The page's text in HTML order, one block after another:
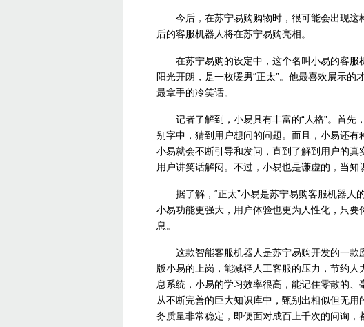
今后，在苏宁易购购物时，很可能会出现这
后的客服机器人将在苏宁易购亮相。
在苏宁易购的设定中，这个名叫小易的客服
阳光开朗，是一枚暖男“正太”。他最喜欢展示
最拿手的冷笑话。
记者了解到，小易具有丰富的“人格”。首先
别字中，猜到用户想问的问题。而且，小易还有
小易就会不断引导和发问，直到了解到用户的
用户讲笑话解闷。不过，小易也是谦虚的，当知
据了解，“正太”小易是苏宁易购客服机器人
小易功能更强大，用户体验也更为人性化，只
息。
这款智能客服机器人是苏宁易购开发的一款
版小易的上岗，能减轻人工客服的压力，节约
息系统，小易的学习效率很高，能记住零散的
从不断完善的巨大知识库中，甄别出相似但无
务质量非常稳定，即便面对成百上千次的问询，